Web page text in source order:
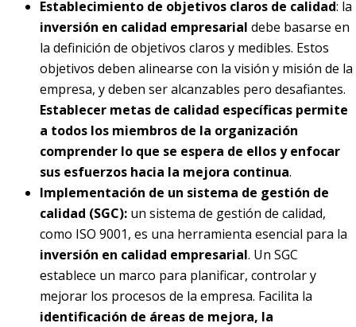
Establecimiento de objetivos claros de calidad: la
inversión en calidad empresarial debe basarse en
la definición de objetivos claros y medibles. Estos
objetivos deben alinearse con la visión y misión de la
empresa, y deben ser alcanzables pero desafiantes.
Establecer metas de calidad específicas permite
a todos los miembros de la organización
comprender lo que se espera de ellos y enfocar
sus esfuerzos hacia la mejora continua.
Implementación de un sistema de gestión de
calidad (SGC): un sistema de gestión de calidad,
como ISO 9001, es una herramienta esencial para la
inversión en calidad empresarial. Un SGC
establece un marco para planificar, controlar y
mejorar los procesos de la empresa. Facilita la
identificación de áreas de mejora, la